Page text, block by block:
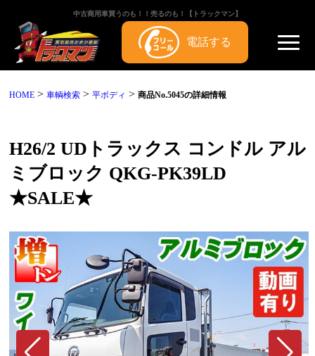
中古商用車買うのも！！売るのも！【トラックマン】
電話する
HOME >車輌検索 >平ボディ >商品No.5045の詳細情報
H26/2 UDトラックス コンドル アル
ミブロック QKG-PK39LD
★SALE★